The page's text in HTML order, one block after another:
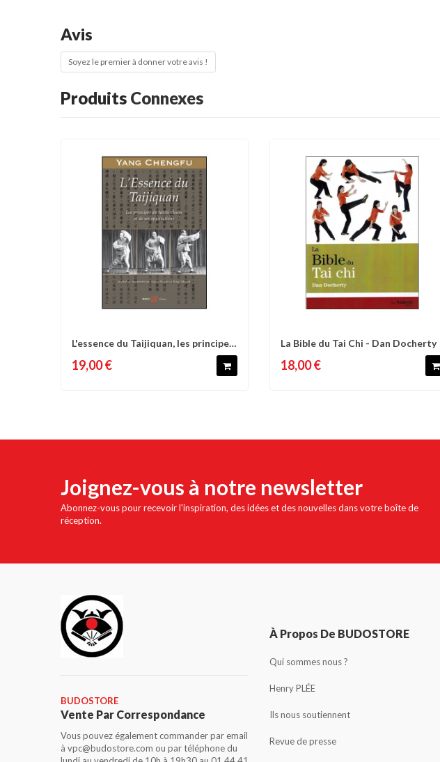
Avis
Soyez le premier à donner votre avis !
Produits Connexes
Comparer Liste d'envies
L'essence du Taijiquan, les principes
19,00 €
Comparer Liste d'envies
La Bible du Tai Chi - Dan Docherty
18,00 €
Joignez-vous à notre newsletter
Abonnez-vous pour recevoir l'inspiration, des idées et des nouvelles dans votre boîte de
réception.
BUDOSTORE
Vente Par Correspondance
Vous pouvez également commander par email
à vpc@budostore.com ou par téléphone du
À Propos De BUDOSTORE
Qui sommes nous ?
Henry PLÉE
Ils nous soutiennent
Revue de presse